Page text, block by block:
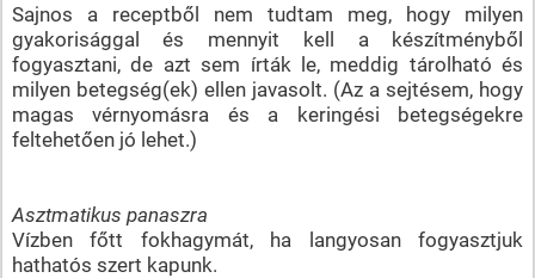
Sajnos a receptből nem tudtam meg, hogy milyen
gyakorisággal és mennyit kell a készítményből
fogyasztani, de azt sem írták le, meddig tárolható és
milyen betegség(ek) ellen javasolt. (Az a sejtésem, hogy
magas vérnyomásra és a keringési betegségekre
feltehetően jó lehet.)
Asztmatikus panaszra
Vízben főtt fokhagymát, ha langyosan fogyasztjuk
hathatós szert kapunk.